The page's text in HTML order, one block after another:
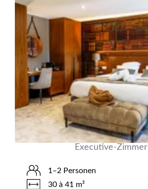
Executive-Zimmer
1–2 Personen
30 à 41 m²